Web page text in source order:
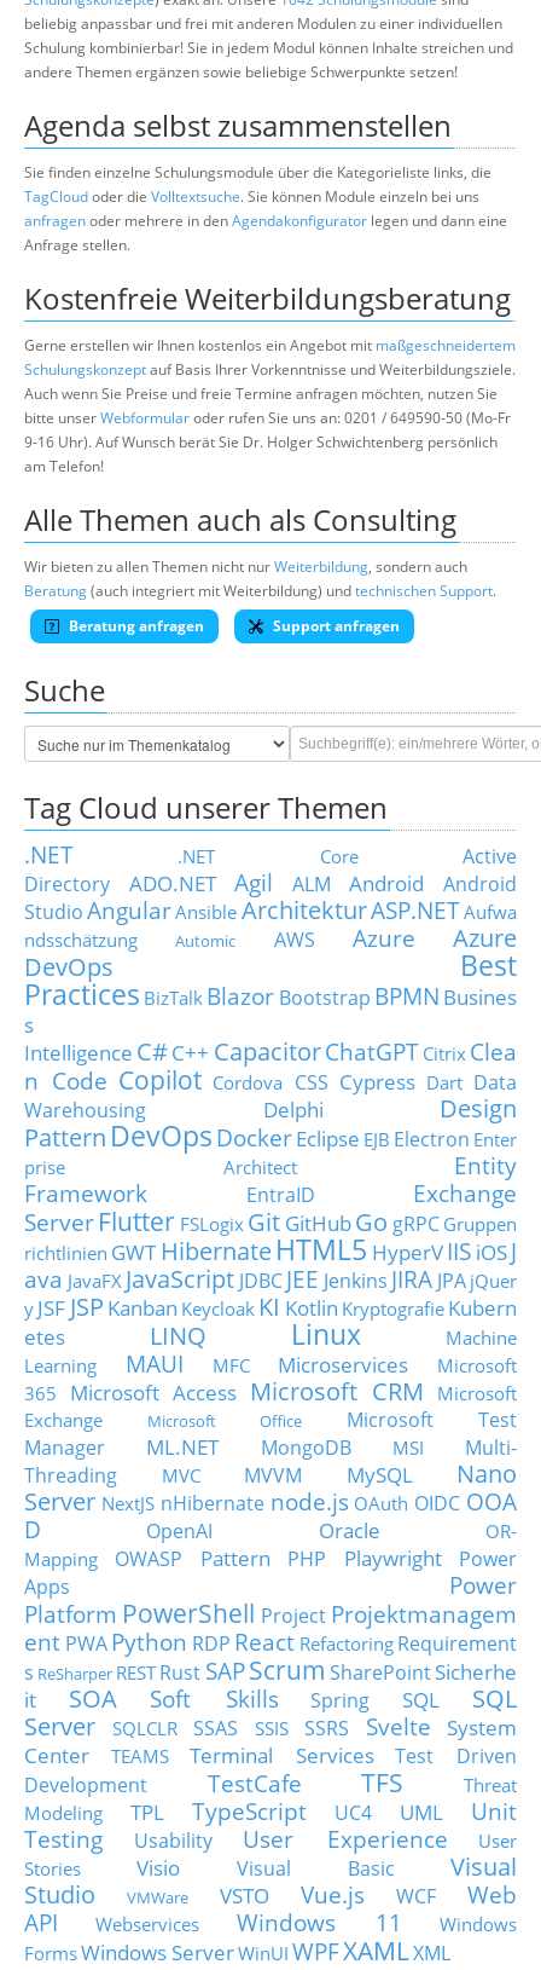
beliebig anpassbar und frei mit anderen Modulen zu einer individuellen
Schulung kombinierbar! Sie in jedem Modul können Inhalte streichen und
andere Themen ergänzen sowie beliebige Schwerpunkte setzen!
Agenda selbst zusammenstellen
Sie finden einzelne Schulungsmodule über die Kategorieliste links, die
TagCloudoder die Volltextsuche. Sie können Module einzeln bei uns
anfragenoder mehrere in denAgendakonfigurator legen und dann eine
Anfrage stellen.
Kostenfreie Weiterbildungsberatung
Gerne erstellen wir Ihnen kostenlos ein Angebot mit maßgeschneidertem
Schulungskonzeptauf Basis Ihrer Vorkenntnisse und Weiterbildungsziele.
Auch wenn Sie Preise und freie Termine anfragen möchten, nutzen Sie
bitte unserWebformularoder rufen Sie uns an: 0201 / 649590-50 (Mo-Fr
9-16 Uhr). Auf Wunsch berät Sie Dr. Holger Schwichtenberg persönlich
am Telefon!
Alle Themen auch als Consulting
Wir bieten zu allen Themen nicht nurWeiterbildung, sondern auch
Beratung(auch integriert mit Weiterbildung) undtechnischen Support.
Beratung anfragen
Support anfragen
Suche
Tag Cloud unserer Themen
.NET .NET Core
Active
Directory
ADO.NET Agil ALM Android
Android
StudioAngularAnsible ArchitekturASP.NETAufwa
ndsschätzung
Automic AWS Azure
Azure
DevOps
Best
Practices BizTalk Blazor Bootstrap BPMN Busines
s
Intelligence C#C++ CapacitorChatGPT Citrix Clea
n Code Copilot Cordova CSS Cypress Dart Data
Warehousing
Delphi
Design
Pattern DevOps DockerEclipse EJB Electron Enter
prise Architect
Entity
Framework
EntraID
Exchange
Server Flutter FSLogix Git GitHubGo gRPC Gruppen
richtlinien GWT HibernateHTML5 HyperVIIS iOSJ
ava JavaFX JavaScript JDBC JEE Jenkins JIRA JPA jQuer
y JSF JSP Kanban Keycloak KI Kotlin Kryptografie Kubern
etes
LINQ Linux
Machine
Learning
MAUI MFC Microservices
Microsoft
365
Microsoft Access Microsoft CRM
Microsoft
Exchange
Microsoft Office
Microsoft Test
Manager
ML.NET MongoDB MSI
Multi-
Threading
MVC MVVM MySQL
Nano
Server NextJS nHibernate node.js OAuth OIDC OOA
D
OpenAI Oracle
OR-
Mapping
OWASP Pattern PHP Playwright
Power
Apps
Power
Platform PowerShell Project Projektmanagem
ent PWA Python RDP React Refactoring Requirement
s ReSharper RESTRust SAPScrum SharePointSicherhe
it
SOA Soft Skills Spring SQL
SQL
Server
SQLCLR SSAS SSIS SSRS Svelte
System
Center
TEAMS Terminal Services
Test Driven
Development
TestCafe TFS
Threat
Modeling
TPL TypeScript UC4 UML
Unit
Testing
Usability User Experience
User
Stories
Visio Visual Basic
Visual
Studio
VMWare VSTO Vue.js WCF
Web
API
Webservices Windows 11
Windows
FormsWindows ServerWinUI WPFXAMLXML